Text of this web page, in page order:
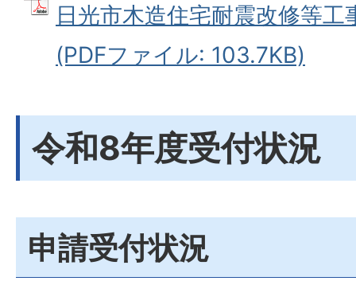
日光市木造住宅耐震改修等工
(PDFファイル: 103.7KB)
令和8年度受付状況
申請受付状況